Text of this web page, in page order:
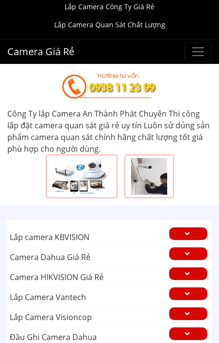
Lắp Camera Công Ty Giá Rẻ
Lắp Camera Quan Sát Chất Lượng
Camera Giá Rẻ
Công Ty lắp Camera An Thành Phát Chuyên Thi công
lắp đặt camera quan sát giá rẻ uy tín Luôn sử dủng sản
phẩm camera quan sát chính hãng chất lượng tốt giá
phù hợp cho người dùng.
Lắp camera KBVISION
Camera Dahua Giá Rẻ
Camera HIKVISION Giá Rẻ
Lắp Camera Vantech
Lắp Camera Visioncop
Đầu Ghi Camera Dahua